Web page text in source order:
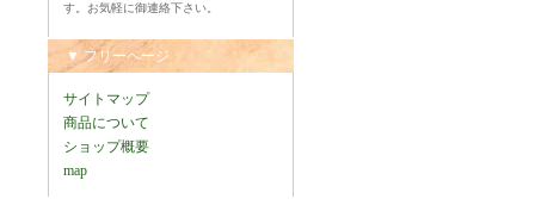
す。お気軽に御連絡下さい。
▼ フリーページ
サイトマップ
商品について
ショップ概要
map